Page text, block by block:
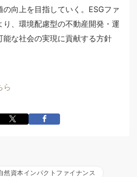
の向上を目指していく。ESGファ
り、環境配慮型の不動産開発・運
能な社会の実現に貢献する方針
ら
然資本インパクトファイナンス